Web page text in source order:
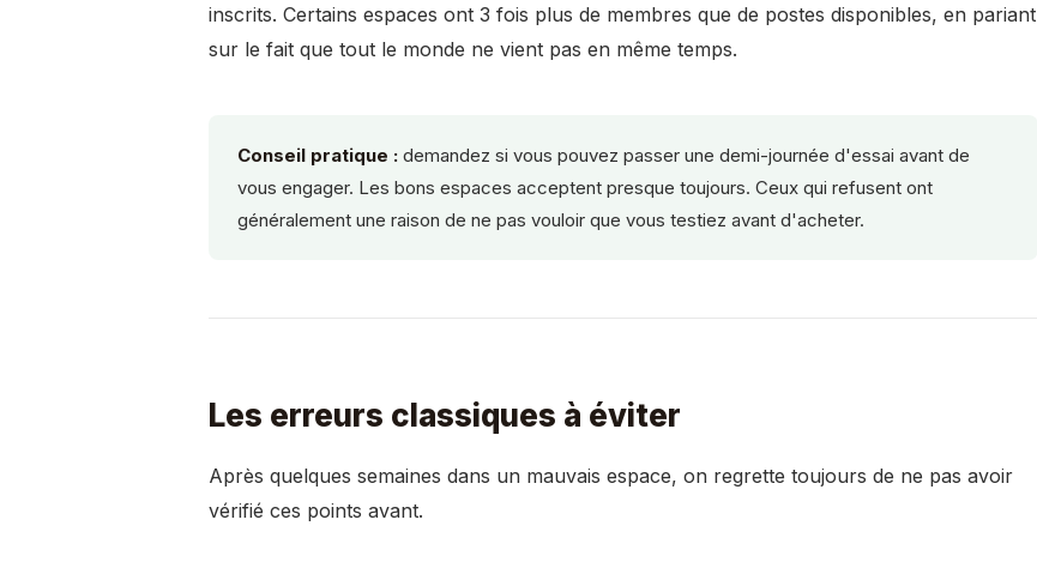
inscrits. Certains espaces ont 3 fois plus de membres que de postes disponibles, en pariant
sur le fait que tout le monde ne vient pas en même temps.
Conseil pratique : demandez si vous pouvez passer une demi-journée d'essai avant de
vous engager. Les bons espaces acceptent presque toujours. Ceux qui refusent ont
généralement une raison de ne pas vouloir que vous testiez avant d'acheter.
Les erreurs classiques à éviter
Après quelques semaines dans un mauvais espace, on regrette toujours de ne pas avoir
vérifié ces points avant.